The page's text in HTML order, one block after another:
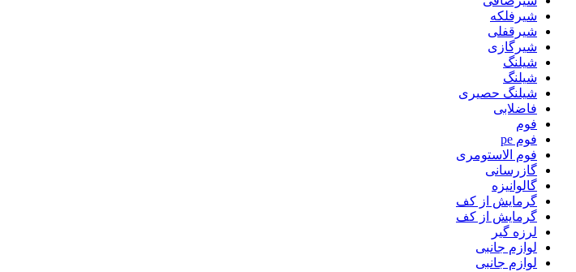
شیرفلکه
شیرقفلی
شیرگازی
شیلنگ
شیلنگ
شیلنگ حصیری
فاضلابی
فوم
فوم pe
فوم الاستومری
گازرسانی
گالوانیزه
گرمایش از کف
گرمایش از کف
لرزه گیر
لوازم جانبی
لوازم جانبی